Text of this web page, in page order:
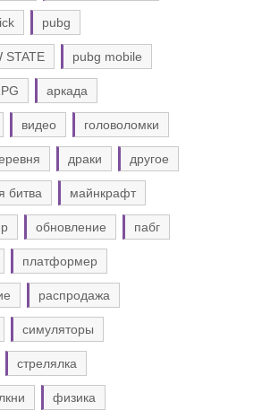
pubg
STATE pubg mobile
аркада
видео головоломки
драки другое
битва майнкрафт
обновление пабг
платформер
распродажа
симуляторы
стрелялка
физика